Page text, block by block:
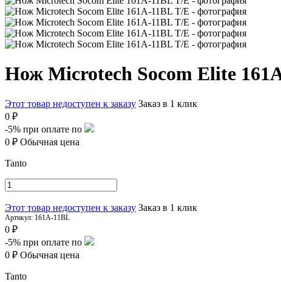
Нож Microtech Socom Elite
Этот товар недоступен к заказу Заказ в 1 клик
0 ₽
-5% при оплате по
0 ₽ Обычная цена
Tanto
Этот товар недоступен к заказу Заказ в 1 клик
Артикул: 161A-11BL
0 ₽
-5% при оплате по
0 ₽ Обычная цена
Tanto